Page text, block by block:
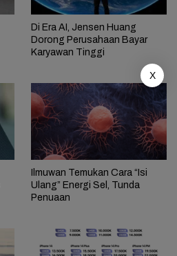
Di Era AI, Jensen Huang
Dorong Perusahaan Bayar
Karyawan Tinggi
Ilmuwan Temukan Cara “Isi
Ulang” Energi Sel, Tunda
Penuaan
X